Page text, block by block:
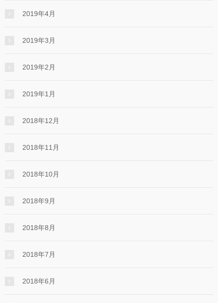
2019年4月
2019年3月
2019年2月
2019年1月
2018年12月
2018年11月
2018年10月
2018年9月
2018年8月
2018年7月
2018年6月